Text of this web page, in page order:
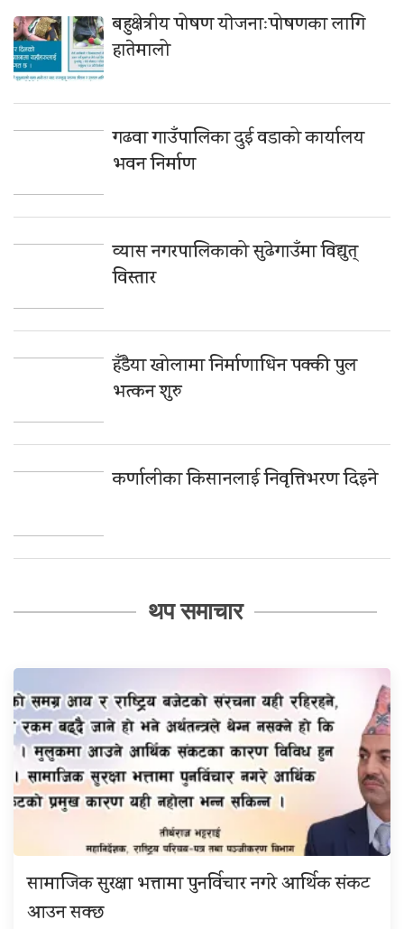
बहुक्षेत्रीय पोषण याेजनाःपोषणका लागि
हातेमालो
गढवा गाउँपालिका दुई वडाको कार्यालय
भवन निर्माण
व्यास नगरपालिकाको सुढेगाउँमा विद्युत्
विस्तार
हँडैया खोलामा निर्माणाधिन पक्की पुल
भत्कन शुरु
कर्णालीका किसानलाई निवृत्तिभरण दिइने
थप समाचार
सामाजिक सुरक्षा भत्तामा पुनर्विचार नगरे आर्थिक संकट
आउन सक्छ